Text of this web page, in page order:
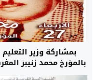
بمشاركة وزير